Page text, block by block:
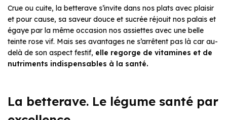
Crue ou cuite, la betterave s’invite dans nos plats avec plaisir
et pour cause, sa saveur douce et sucrée réjouit nos palais et
égaye par la même occasion nos assiettes avec une belle
teinte rose vif. Mais ses avantages ne s’arrêtent pas là car au-
delà de son aspect festif, elle regorge de vitamines et de
nutriments indispensables à la santé.
La betterave. Le légume santé par